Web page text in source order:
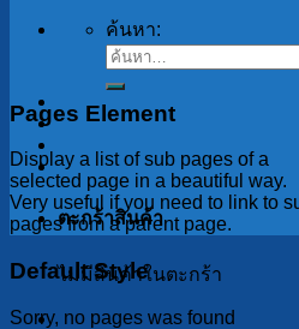
ค้นหา:
ตะกร้าสินค้า
ไม่มีสินค้าในตะกร้า
Pages Element
Display a list of sub pages of a
selected page in a beautiful way.
Very useful if you need to link to
pages from a parent page.
Default Style
Sorry, no pages was found